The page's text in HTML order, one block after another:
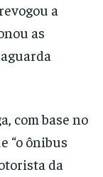
a
as
com base no
“o ônibus
da